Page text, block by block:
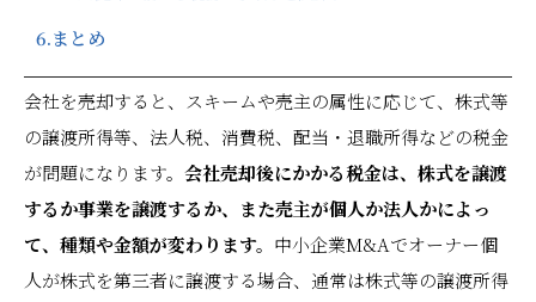
6.まとめ
会社を売却すると、スキームや売主の属性に応じて、株式等
の譲渡所得等、法人税、消費税、配当・退職所得などの税金
が問題になります。 会社売却後にかかる税金は、株式を譲渡
するか事業を譲渡するか、また売主が個人か法人かによっ
て、種類や金額が変わります。 中小企業M&Aでオーナー個
人が株式を第三者に譲渡する場合、通常は株式等の譲渡所得